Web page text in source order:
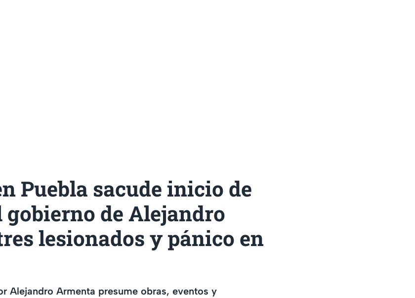
Puebla sacude inicio de
de Alejandro
lesionados y pánico en
Alejandro Armenta presume obras, eventos y